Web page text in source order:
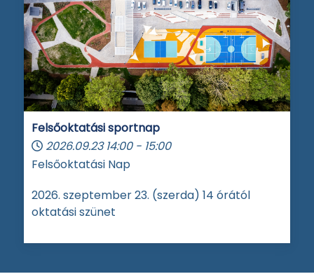
Felsőoktatási sportnap
2026.09.23 14:00 - 15:00
Felsőoktatási Nap
2026. szeptember 23. (szerda) 14 órától
oktatási szünet